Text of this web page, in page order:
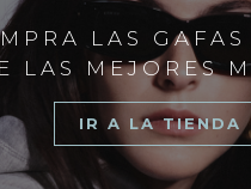
LAS GAFAS
LAS MEJORES
IR A LA TIENDA